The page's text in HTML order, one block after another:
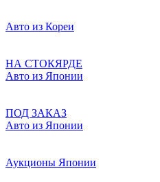
Авто из Кореи
НА СТОКЯРДЕ
Авто из Японии
ПОД ЗАКАЗ
Авто из Японии
Аукционы Японии